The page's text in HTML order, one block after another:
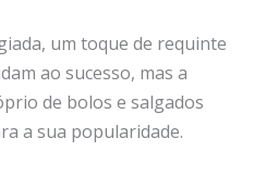
um toque de requinte
ao sucesso, mas a
de bolos e salgados
a sua popularidade.